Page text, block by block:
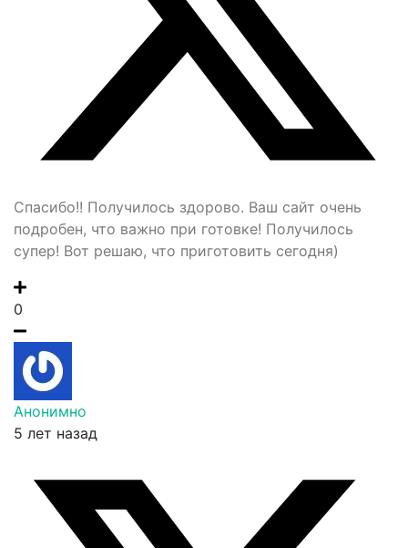
Спасибо!! Получилось здорово. Ваш сайт очень
подробен, что важно при готовке! Получилось
супер! Вот решаю, что приготовить сегодня)
0
Анонимно
5 лет назад